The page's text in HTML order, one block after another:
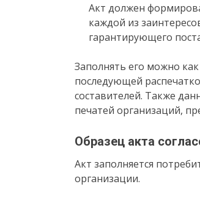
Акт должен
каждой из
гарантирующего
Заполнять его можно
последующей
составителей. Также
печатей организаций,
Образец акта
Акт заполняется
организации.